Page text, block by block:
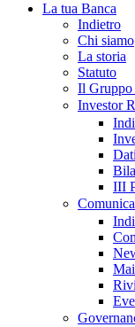
La tua Banca
Indietro
Chi siamo
La storia
Statuto
Il Gruppo
Investor
III